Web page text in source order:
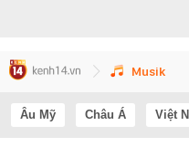
Musik
Âu Mỹ Châu Á Việt